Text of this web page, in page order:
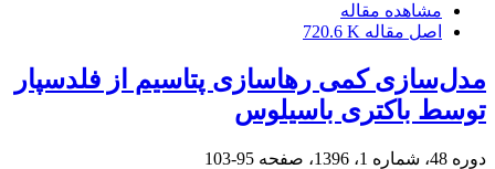
مشاهده مقاله
اصل مقاله 720.6 K
مدل‌سازی کمی رهاسازی پتاسیم از فلدسپار
توسط باکتری باسیلوس
دوره 48، شماره 1، 1396، صفحه 95-103